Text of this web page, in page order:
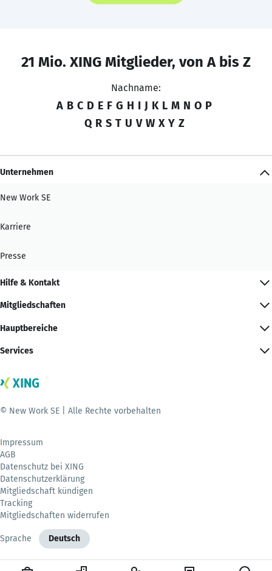
21 Mio. XING Mitglieder, von A bis Z
Nachname:
A B C D E F G H I J K L M N O P
Q R S T U V W X Y Z
Unternehmen
New Work SE
Karriere
Presse
Hilfe & Kontakt
Mitgliedschaften
Hauptbereiche
Services
© New Work SE | Alle Rechte vorbehalten
Impressum
AGB
Datenschutz bei XING
Datenschutzerklärung
Mitgliedschaft kündigen
Tracking
Mitgliedschaften widerrufen
Sprache Deutsch